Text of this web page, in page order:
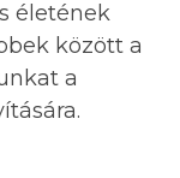
életének
között a
a